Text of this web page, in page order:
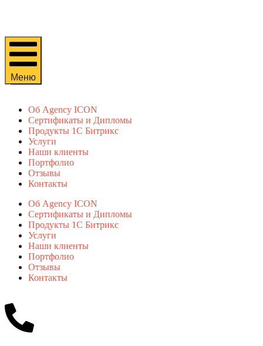
Меню
Об Agency ICON
Сертификаты и Дипломы
Продукты 1С Битрикс
Услуги
Наши клиенты
Портфолио
Отзывы
Контакты
Об Agency ICON
Сертификаты и Дипломы
Продукты 1С Битрикс
Услуги
Наши клиенты
Портфолио
Отзывы
Контакты